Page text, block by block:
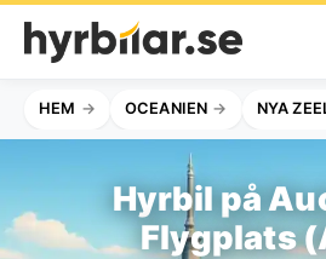
HEM OCEANIEN NYA
Hyrbil på
Flygplats